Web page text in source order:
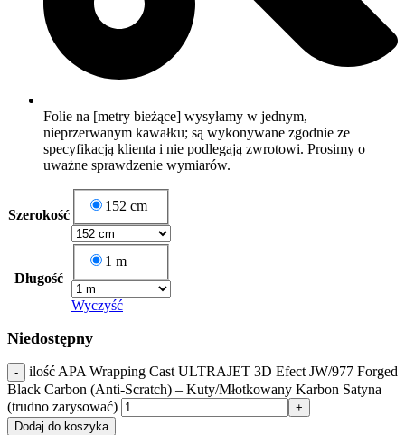
Folie na [metry bieżące] wysyłamy w jednym,
nieprzerwanym kawałku; są wykonywane zgodnie ze
specyfikacją klienta i nie podlegają zwrotowi. Prosimy o
uważne sprawdzenie wymiarów.
Szerokość
152 cm
Długość
1 m
Wyczyść
Niedostępny
ilość APA Wrapping Cast ULTRAJET 3D Efect JW/977 Forged
Black Carbon (Anti-Scratch) – Kuty/Młotkowany Karbon Satyna
(trudno zarysować)
Dodaj do koszyka